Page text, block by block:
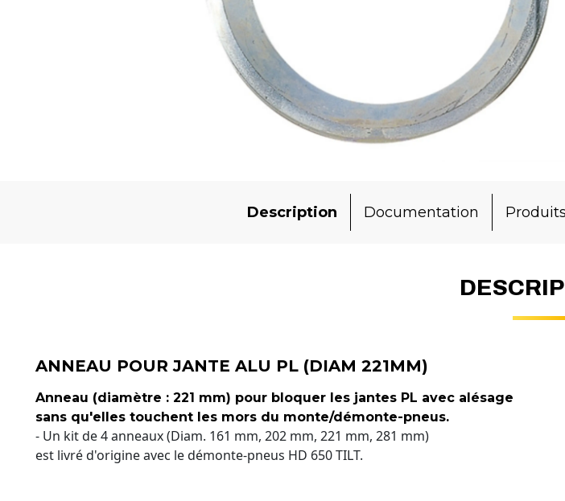
Description Documentation
ANNEAU POUR JANTE ALU PL (DIAM 221MM)
Anneau (diamètre : 221 mm) pour bloquer les jantes PL avec alésage
sans qu'elles touchent les mors du monte/démonte-pneus.
- Un kit de 4 anneaux (Diam. 161 mm, 202 mm, 221 mm, 281 mm)
est livré d'origine avec le démonte-pneus HD 650 TILT.